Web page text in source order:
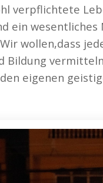
verpflichtete
ein
wollen,dass
Bildung
eigenen